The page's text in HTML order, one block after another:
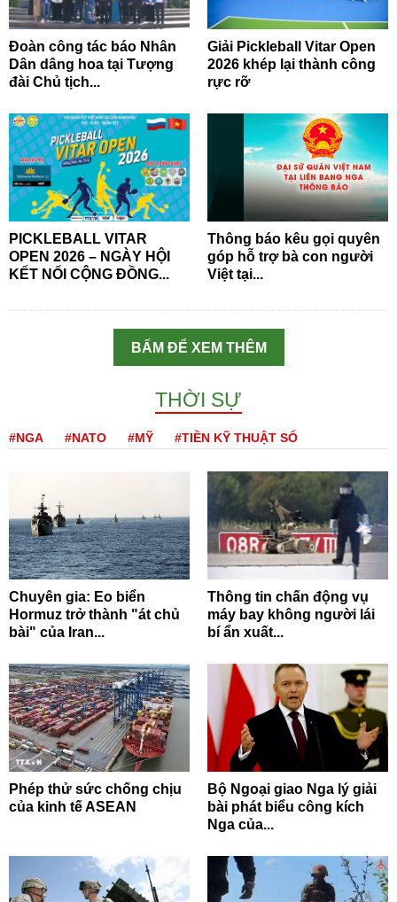
Đoàn công tác báo Nhân
Dân dâng hoa tại Tượng
đài Chủ tịch...
Giải Pickleball Vitar Open
2026 khép lại thành công
rực rỡ
PICKLEBALL VITAR
OPEN 2026 – NGÀY HỘI
KẾT NỐI CỘNG ĐỒNG...
Thông báo kêu gọi quyên
góp hỗ trợ bà con người
Việt tại...
BẤM ĐỂ XEM THÊM
THỜI SỰ
#NGA #NATO #MỸ #TIỀN KỸ THUẬT SỐ
Chuyên gia: Eo biển
Hormuz trở thành "át chủ
bài" của Iran...
Thông tin chấn động vụ
máy bay không người lái
bí ẩn xuất...
Phép thử sức chống chịu
của kinh tế ASEAN
Bộ Ngoại giao Nga lý giải
bài phát biểu công kích
Nga của...